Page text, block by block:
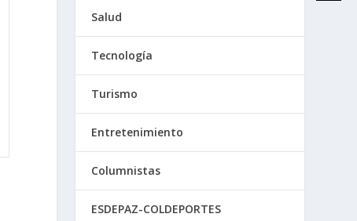
Salud
Tecnología
Turismo
Entretenimiento
Columnistas
ESDEPAZ-COLDEPORTES